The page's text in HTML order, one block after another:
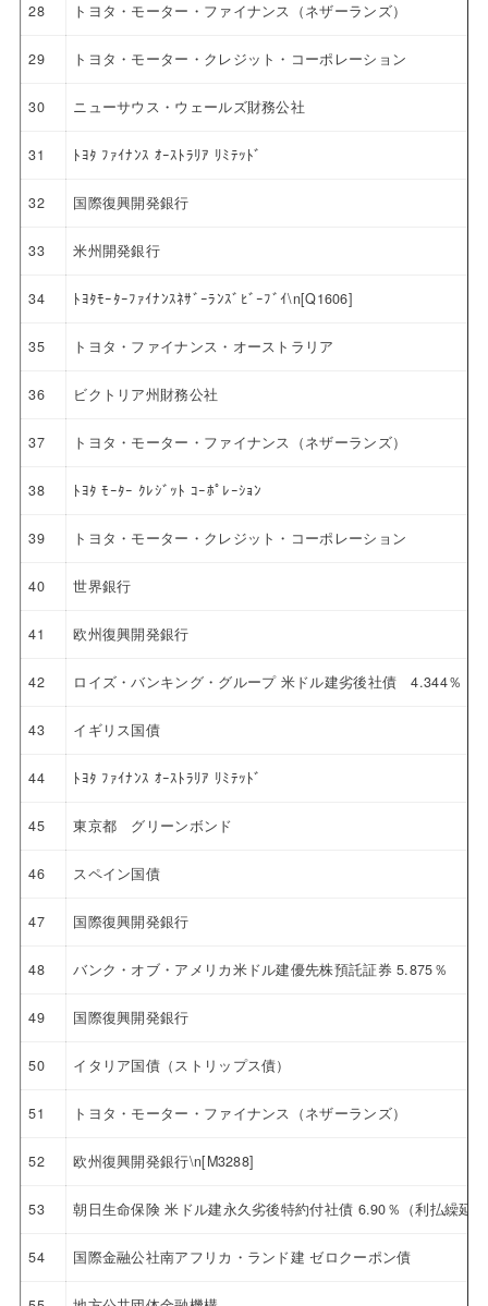
28 トヨタ・モーター・ファイナンス（ネザーランズ）
29 トヨタ・モーター・クレジット・コーポレーション
30 ニューサウス・ウェールズ財務公社
31 ﾄﾖﾀ ﾌｧｲﾅﾝｽ ｵｰｽﾄﾗﾘｱ ﾘﾐﾃｯﾄﾞ
32 国際復興開発銀行
33 米州開発銀行
34 ﾄﾖﾀﾓｰﾀｰﾌｧｲﾅﾝｽﾈｻﾞｰﾗﾝｽﾞﾋﾞｰﾌﾞｲ\n[Q1606]
35 トヨタ・ファイナンス・オーストラリア
36 ビクトリア州財務公社
37 トヨタ・モーター・ファイナンス（ネザーランズ）
38 ﾄﾖﾀ ﾓｰﾀｰ ｸﾚｼﾞｯﾄ ｺｰﾎﾟﾚｰｼｮﾝ
39 トヨタ・モーター・クレジット・コーポレーション
40 世界銀行
41 欧州復興開発銀行
42 ロイズ・バンキング・グループ 米ドル建劣後社債 4.344％
43 イギリス国債
44 ﾄﾖﾀ ﾌｧｲﾅﾝｽ ｵｰｽﾄﾗﾘｱ ﾘﾐﾃｯﾄﾞ
45 東京都 グリーンボンド
46 スペイン国債
47 国際復興開発銀行
48 バンク・オブ・アメリカ米ドル建優先株預託証券 5.875％
49 国際復興開発銀行
50 イタリア国債（ストリップス債）
51 トヨタ・モーター・ファイナンス（ネザーランズ）
52 欧州復興開発銀行\n[M3288]
53 朝日生命保険 米ドル建永久劣後特約付社債 6.90％（利払繰延
54 国際金融公社南アフリカ・ランド建 ゼロクーポン債